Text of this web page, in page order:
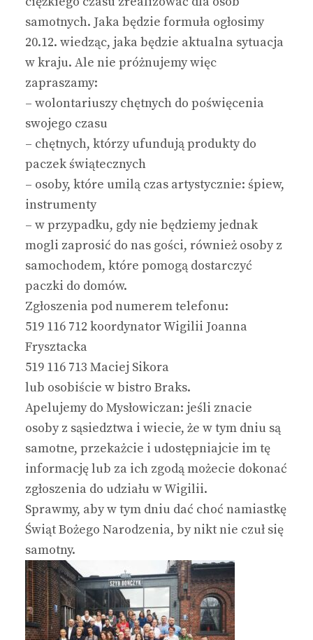
samotnych. Jaka będzie formuła ogłosimy
20.12. wiedząc, jaka będzie aktualna sytuacja
w kraju. Ale nie próżnujemy więc
zapraszamy:
– wolontariuszy chętnych do poświęcenia
swojego czasu
– chętnych, którzy ufundują produkty do
paczek świątecznych
– osoby, które umilą czas artystycznie: śpiew,
instrumenty
– w przypadku, gdy nie będziemy jednak
mogli zaprosić do nas gości, również osoby z
samochodem, które pomogą dostarczyć
paczki do domów.
Zgłoszenia pod numerem telefonu:
519 116 712 koordynator Wigilii Joanna
Frysztacka
519 116 713 Maciej Sikora
lub osobiście w bistro Braks.
Apelujemy do Mysłowiczan: jeśli znacie
osoby z sąsiedztwa i wiecie, że w tym dniu są
samotne, przekażcie i udostępniajcie im tę
informację lub za ich zgodą możecie dokonać
zgłoszenia do udziału w Wigilii.
Sprawmy, aby w tym dniu dać choć namiastkę
Świąt Bożego Narodzenia, by nikt nie czuł się
samotny.